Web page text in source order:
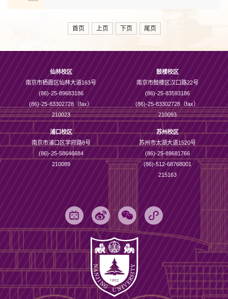
首页 上页 下页 尾页
仙林校区
南京市栖霞区仙林大道163号
(86)-25-89683186
(86)-25-83302728（fax）
210023
鼓楼校区
南京市鼓楼区汉口路22号
(86)-25-83593186
(86)-25-83302728（fax）
210093
浦口校区
南京市浦口区学府路8号
(86)-25-58646684
210089
苏州校区
苏州市太湖大道1520号
(86)-25-89681766
(86)-512-68768001
215163